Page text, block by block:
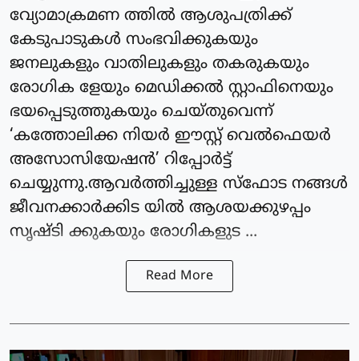
വ്യോമാക്രമണ ത്തില്‍ ആശുപത്രിക്ക്
കേടുപാടുകള്‍ സംഭവിക്കുകയും
ജനലുകളും വാതിലുകളും തകരുകയും
രോഗിക ളേയും മെഡിക്കല്‍ സ്റ്റാഫിനെയും
ഭയപ്പെടുത്തുകയും ചെയ്തുവെന്ന്
‘കത്തോലിക്ക നിയര്‍ ഈസ്റ്റ് വെല്‍ഫെയര്‍
അസോസിയേഷന്‍’ റിപ്പോര്‍ട്ട്
ചെയ്യുന്നു.ആവര്‍ത്തിച്ചുള്ള സ്‌ഫോട നങ്ങള്‍
ജീവനക്കാര്‍ക്കിട യില്‍ ആശയക്കുഴപ്പം
സൃഷ്ടി ക്കുകയും രോഗികളുട ...
Read More